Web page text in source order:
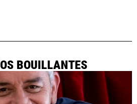
BOUILLANTES